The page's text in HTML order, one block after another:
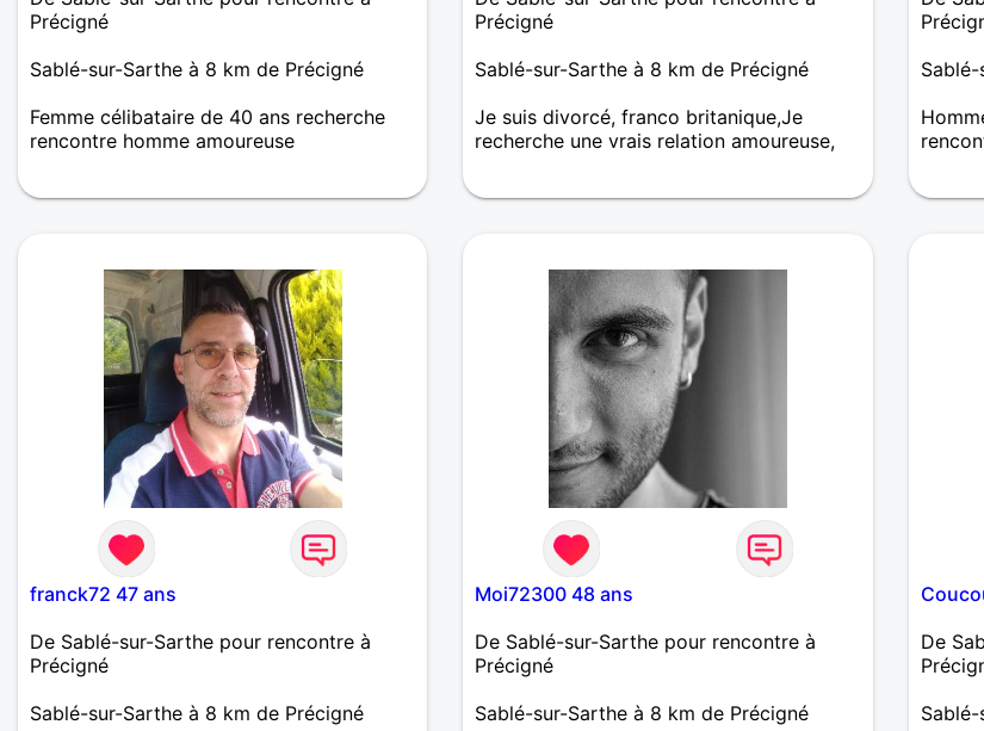
l'envie
deux
Précigné
Sablé-sur-Sarthe à 8 km de Précigné
Femme célibataire de 40 ans recherche
rencontre homme amoureuse
chercher ici, mais si au détour d'un clic, un
Précigné
Sablé-sur-Sarthe à 8 km de Précigné
Je suis divorcé, franco britanique,Je
recherche une vrais relation amoureuse,
franck72 47 ans
De Sablé-sur-Sarthe pour rencontre à
Précigné
Sablé-sur-Sarthe à 8 km de Précigné
Moi72300 48 ans
De Sablé-sur-Sarthe pour rencontre à
Précigné
Sablé-sur-Sarthe à 8 km de Précigné
De